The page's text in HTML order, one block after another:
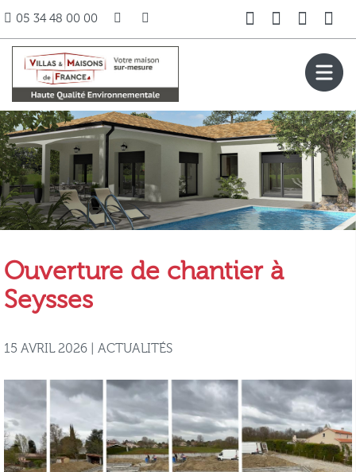
05 34 48 00 00
Ouverture de chantier à
Seysses
15 AVRIL 2026 | ACTUALITÉS